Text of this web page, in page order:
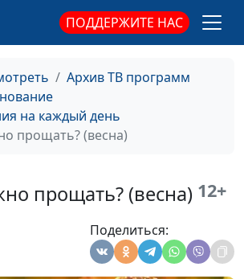
ПОДДЕРЖИТЕ НАС
Архив ТВ программ
на каждый день
прощать? (весна)
прощать? (весна) 12+
Поделиться:
к
Алексей Дедов,
священнослужитель
#230
к
Алексей Дедов,
Алексей Дедов,
Алексей Дедов,
священнослужитель
#227
Алексей Дедов,
священнослужитель
#226